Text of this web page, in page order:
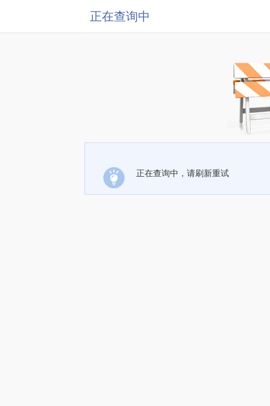
正在查询中
正在查询中，请刷新重试